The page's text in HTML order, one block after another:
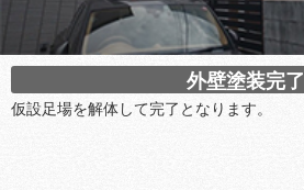
外壁塗装完了
仮設足場を解体して完了となります。